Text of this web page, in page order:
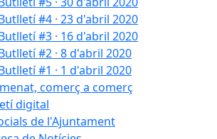
#4 · 23 d'abril 2020
#3 · 16 d'abril 2020
#2 · 8 d'abril 2020
#1 · 1 d'abril 2020
comerç a comerç
digital
de l'Ajuntament